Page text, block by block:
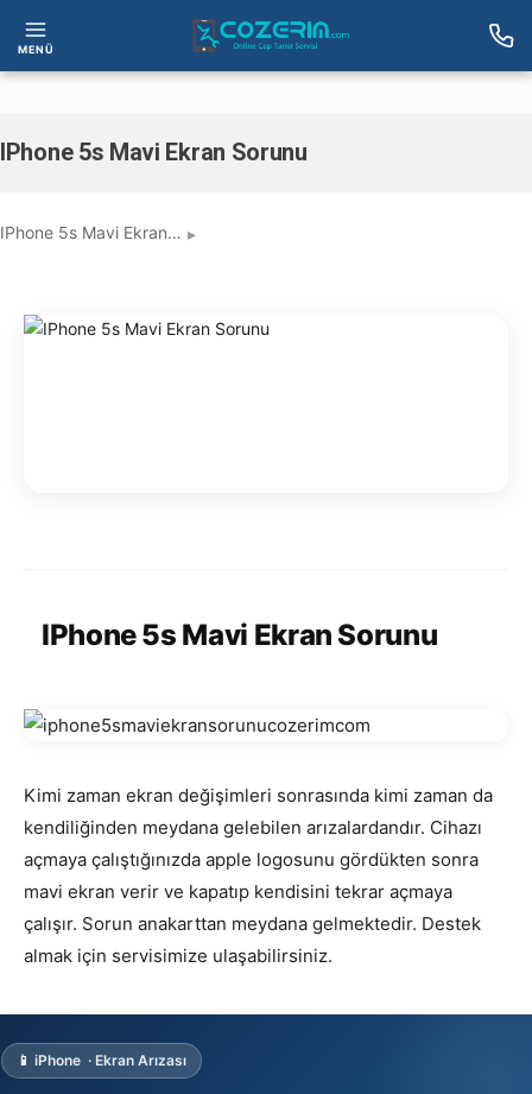
MENÜ
IPhone 5s Mavi Ekran Sorunu
IPhone 5s Mavi Ekran…
IPhone 5s Mavi Ekran Sorunu
Kimi zaman ekran değişimleri sonrasında kimi zaman da
kendiliğinden meydana gelebilen arızalardandır. Cihazı
açmaya çalıştığınızda apple logosunu gördükten sonra
mavi ekran verir ve kapatıp kendisini tekrar açmaya
çalışır. Sorun anakarttan meydana gelmektedir. Destek
almak için servisimize ulaşabilirsiniz.
📱 iPhone · Ekran Arızası